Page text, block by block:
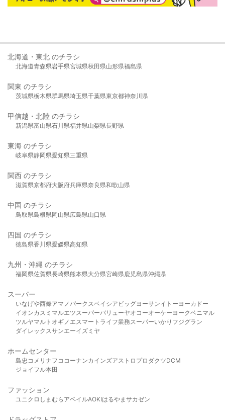
北海道・東北 のチラシ
北海道青森県岩手県宮城県秋田県山形県福島県
関東 のチラシ
茨城県栃木県群馬県埼玉県千葉県東京都神奈川県
甲信越・北陸 のチラシ
新潟県富山県石川県福井県山梨県長野県
東海 のチラシ
岐阜県静岡県愛知県三重県
関西 のチラシ
滋賀県京都府大阪府兵庫県奈良県和歌山県
中国 のチラシ
鳥取県島根県岡山県広島県山口県
四国 のチラシ
徳島県香川県愛媛県高知県
九州・沖縄 のチラシ
福岡県佐賀県長崎県熊本県大分県宮崎県鹿児島県沖縄県
スーパー
いなげや西條アマノパークスベイシア ビッグヨーサンイトーヨーカドー
イオンカスミ マルエツスーパーバリューヤオコーオーケー ヨークベニマル
ツルヤマルト オギノ エスマート ライフ業務スーパーいかり フジグラン
ダイレックスサンエーイズミヤ
ホームセンター
島忠 コメリ ナフコ コーナンカインズアストロプロダクツDCM
ジョイフル本田
ファッション
ユニクロ しまむら アベイルAOKIはるやま サカゼン